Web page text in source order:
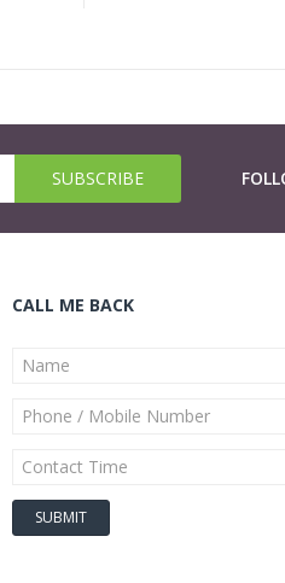
CALL ME BACK